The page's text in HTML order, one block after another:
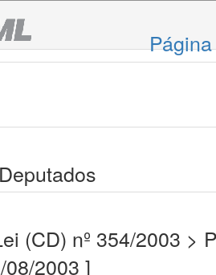
(CD) nº 354/2003 >
2003 ]